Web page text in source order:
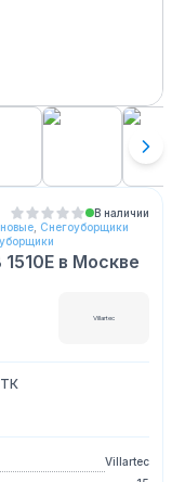
В наличии
Снегоуборщики
в Москве
Villartec
Villartec